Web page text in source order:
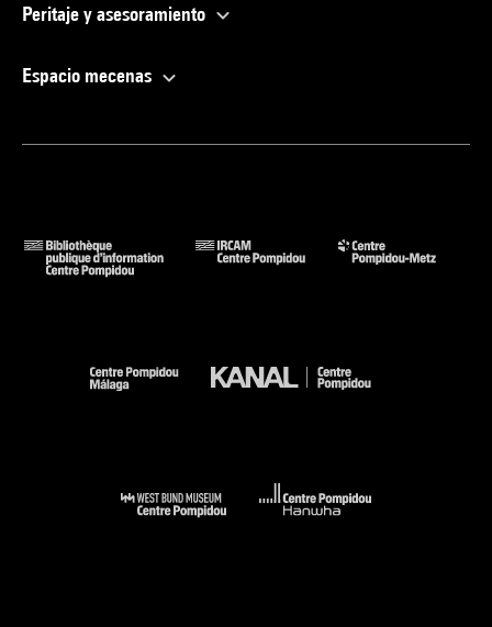
Peritaje y asesoramiento
Espacio mecenas